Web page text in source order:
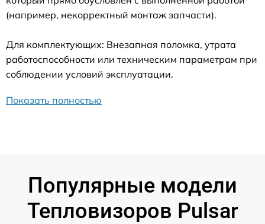
(например, некорректный монтаж запчасти).
Для комплектующих: Внезапная поломка, утрата
работоспособности или техническим параметрам при
соблюдении условий эксплуатации.
Показать полностью
Популярные модели
Тепловизоров Pulsar